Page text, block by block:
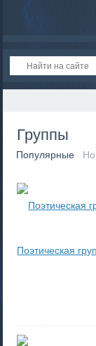
Группы
Популярные
Поэтическая